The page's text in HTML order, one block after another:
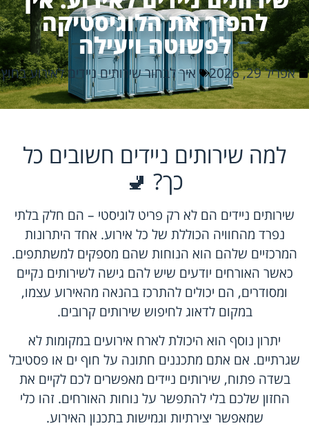
להפוך את הלוגיסטיקה
לפשוטה ויעילה
אפריל 29, 2026 איך לבחור שירותים ניידים לאירוע בחוץ
למה שירותים ניידים חשובים כל
כך? 🚽
שירותים ניידים הם לא רק פריט לוגיסטי – הם חלק בלתי
נפרד מהחוויה הכוללת של כל אירוע. אחד היתרונות
המרכזיים שלהם הוא הנוחות שהם מספקים למשתתפים.
כאשר האורחים יודעים שיש להם גישה לשירותים נקיים
ומסודרים, הם יכולים להתרכז בהנאה מהאירוע עצמו,
במקום לדאוג לחיפוש שירותים קרובים.
יתרון נוסף הוא היכולת לארח אירועים במקומות לא
שגרתיים. אם אתם מתכננים חתונה על חוף ים או פסטיבל
בשדה פתוח, שירותים ניידים מאפשרים לכם לקיים את
החזון שלכם בלי להתפשר על נוחות האורחים. זהו כלי
שמאפשר יצירתיות וגמישות בתכנון האירוע.